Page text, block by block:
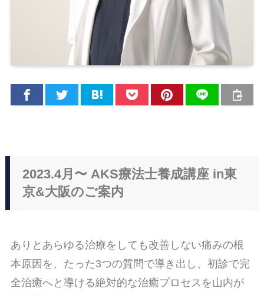
2023.4月〜 AKS療法士養成講座 in東
京&大阪のご案内
ありとあらゆる治療をしても改善しない痛みの根
本原因を、たった3つの質問で導き出し、初診で完
全治癒へと導ける絶対的な治癒プロセスを山内が